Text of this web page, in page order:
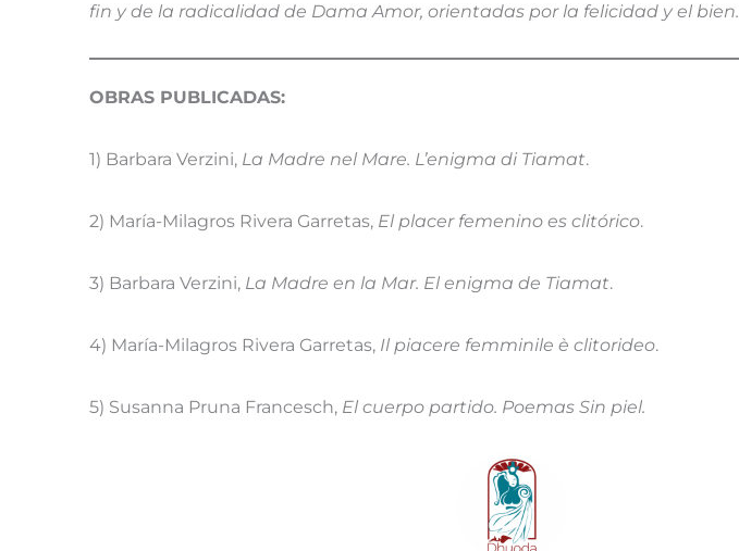
fin y de la radicalidad de Dama Amor, orientadas por la felicidad y el bien.
OBRAS PUBLICADAS:
1) Barbara Verzini, La Madre nel Mare. L’enigma di Tiamat.
2) María-Milagros Rivera Garretas, El placer femenino es clitórico.
3) Barbara Verzini, La Madre en la Mar. El enigma de Tiamat.
4) María-Milagros Rivera Garretas, Il piacere femminile è clitorideo.
5) Susanna Pruna Francesch, El cuerpo partido. Poemas Sin piel.